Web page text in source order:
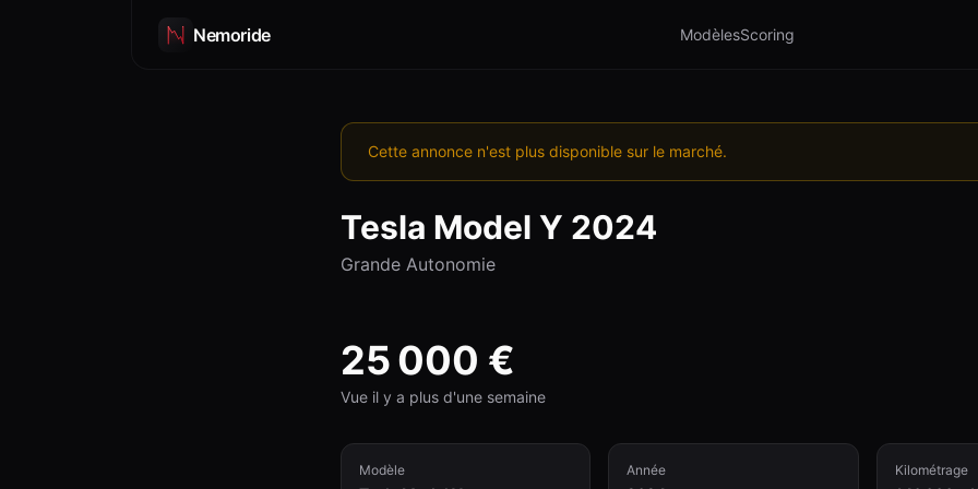
Nemoride ModèlesScoring
Cette annonce n'est plus disponible sur le marché.
Tesla Model Y 2024
Grande Autonomie
25 000 €
Vue il y a plus d'une semaine
Modèle Année Kilométrage